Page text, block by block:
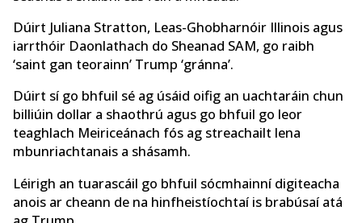
Dúirt Juliana Stratton, Leas-Ghobharnóir Illinois agus
iarrthóir Daonlathach do Sheanad SAM, go raibh
‘saint gan teorainn’ Trump ‘gránna’.
Dúirt sí go bhfuil sé ag úsáid oifig an uachtaráin chun
billiúin dollar a shaothrú agus go bhfuil go leor
teaghlach Meiriceánach fós ag streachailt lena
mbunriachtanais a shásamh.
Léirigh an tuarascáil go bhfuil sócmhainní digiteacha
anois ar cheann de na hinfheistíochtaí is brabúsaí atá